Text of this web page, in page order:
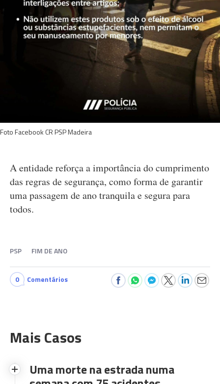
Foto Facebook CR PSP Madeira
A entidade reforça a importância do cumprimento
das regras de segurança, como forma de garantir
uma passagem de ano tranquila e segura para
todos.
PSP FIM DE ANO
0 Comentários
Mais Casos
Uma morte na estrada numa